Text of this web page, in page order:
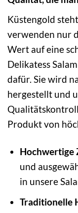
Küstengold
verwenden nur
Wert auf eine
Delikatess
dafür. Sie wird
hergestellt und
Produkt von
Hochwertige
und
in unsere
Traditionelle